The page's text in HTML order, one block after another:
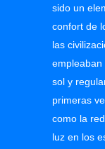
sido un
confort de
las
empleaban
sol y
primeras
como la
luz en los